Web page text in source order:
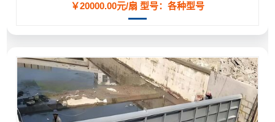
￥20000.00元/扇 型号：各种型号